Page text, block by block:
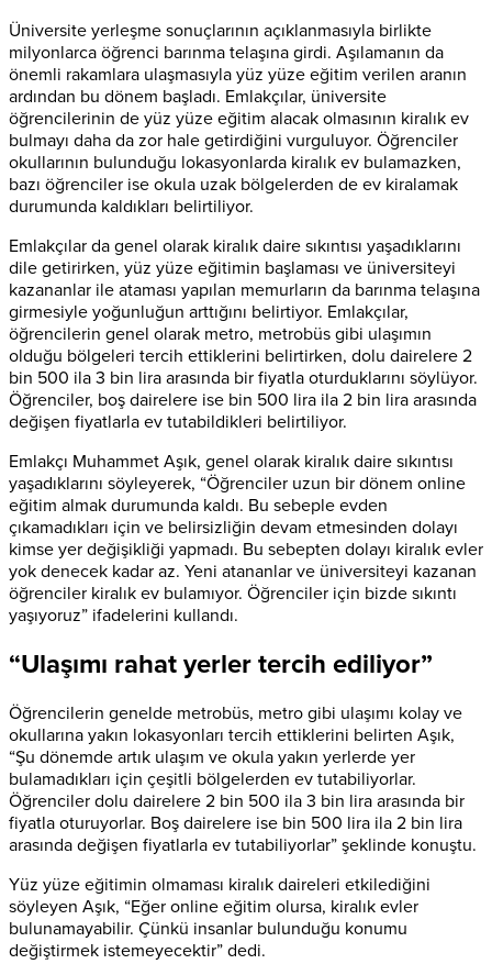
Üniversite yerleşme sonuçlarının açıklanmasıyla birlikte
milyonlarca öğrenci barınma telaşına girdi. Aşılamanın da
önemli rakamlara ulaşmasıyla yüz yüze eğitim verilen aranın
ardından bu dönem başladı. Emlakçılar, üniversite
öğrencilerinin de yüz yüze eğitim alacak olmasının kiralık ev
bulmayı daha da zor hale getirdiğini vurguluyor. Öğrenciler
okullarının bulunduğu lokasyonlarda kiralık ev bulamazken,
bazı öğrenciler ise okula uzak bölgelerden de ev kiralamak
durumunda kaldıkları belirtiliyor.
Emlakçılar da genel olarak kiralık daire sıkıntısı yaşadıklarını
dile getirirken, yüz yüze eğitimin başlaması ve üniversiteyi
kazananlar ile ataması yapılan memurların da barınma telaşına
girmesiyle yoğunluğun arttığını belirtiyor. Emlakçılar,
öğrencilerin genel olarak metro, metrobüs gibi ulaşımın
olduğu bölgeleri tercih ettiklerini belirtirken, dolu dairelere 2
bin 500 ila 3 bin lira arasında bir fiyatla oturduklarını söylüyor.
Öğrenciler, boş dairelere ise bin 500 lira ila 2 bin lira arasında
değişen fiyatlarla ev tutabildikleri belirtiliyor.
Emlakçı Muhammet Aşık, genel olarak kiralık daire sıkıntısı
yaşadıklarını söyleyerek, “Öğrenciler uzun bir dönem online
eğitim almak durumunda kaldı. Bu sebeple evden
çıkamadıkları için ve belirsizliğin devam etmesinden dolayı
kimse yer değişikliği yapmadı. Bu sebepten dolayı kiralık evler
yok denecek kadar az. Yeni atananlar ve üniversiteyi kazanan
öğrenciler kiralık ev bulamıyor. Öğrenciler için bizde sıkıntı
yaşıyoruz” ifadelerini kullandı.
“Ulaşımı rahat yerler tercih ediliyor”
Öğrencilerin genelde metrobüs, metro gibi ulaşımı kolay ve
okullarına yakın lokasyonları tercih ettiklerini belirten Aşık,
“Şu dönemde artık ulaşım ve okula yakın yerlerde yer
bulamadıkları için çeşitli bölgelerden ev tutabiliyorlar.
Öğrenciler dolu dairelere 2 bin 500 ila 3 bin lira arasında bir
fiyatla oturuyorlar. Boş dairelere ise bin 500 lira ila 2 bin lira
arasında değişen fiyatlarla ev tutabiliyorlar” şeklinde konuştu.
Yüz yüze eğitimin olmaması kiralık daireleri etkilediğini
söyleyen Aşık, “Eğer online eğitim olursa, kiralık evler
bulunamayabilir. Çünkü insanlar bulunduğu konumu
değiştirmek istemeyecektir” dedi.